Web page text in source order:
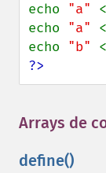
echo "a"
echo "a"
echo "b"
?>
Arrays de
define()